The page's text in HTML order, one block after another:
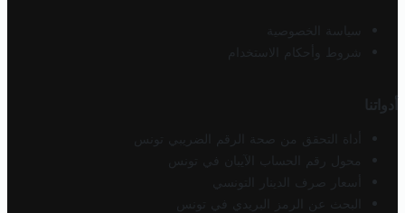
سياسة الخصوصية
شروط وأحكام الاستخدام
أدواتنا
أداة التحقق من صحة الرقم الضريبي تونس
محول رقم الحساب الآيبان في تونس
أسعار صرف الدينار التونسي
البحث عن الرمز البريدي في تونس